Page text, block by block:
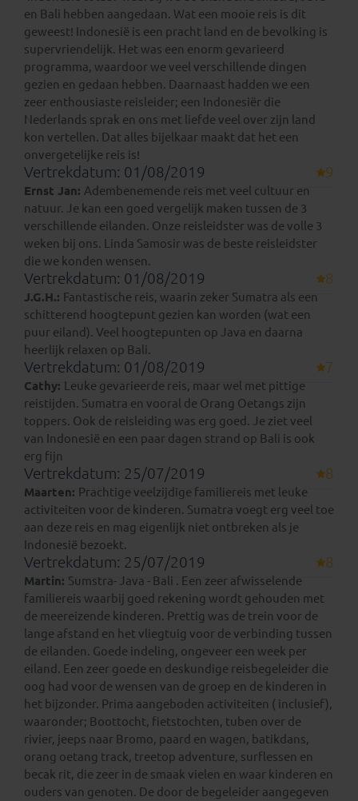
en Bali hebben aangedaan. Wat een mooie reis is dit
geweest! Indonesië is een pracht land en de bevolking is
supervriendelijk. Het was een enorm gevarieerd
programma, waardoor we veel verschillende dingen
gezien en gedaan hebben. Daarnaast hadden we een
zeer enthousiaste reisleider; een Indonesiër die
Nederlands sprak en ons met liefde veel over zijn land
kon vertellen. Dat alles bijelkaar maakt dat het een
onvergetelijke reis is!
Vertrekdatum: 01/08/2019 9
Ernst Jan: Adembenemende reis met veel cultuur en
natuur. Je kan een goed vergelijk maken tussen de 3
verschillende eilanden. Onze reisleidster was de volle 3
weken bij ons. Linda Samosir was de beste reisleidster
die we konden wensen.
Vertrekdatum: 01/08/2019 8
J.G.H.: Fantastische reis, waarin zeker Sumatra als een
schitterend hoogtepunt gezien kan worden (wat een
puur eiland). Veel hoogtepunten op Java en daarna
heerlijk relaxen op Bali.
Vertrekdatum: 01/08/2019 7
Cathy: Leuke gevarieerde reis, maar wel met pittige
reistijden. Sumatra en vooral de Orang Oetangs zijn
toppers. Ook de reisleiding was erg goed. Je ziet veel
van Indonesië en een paar dagen strand op Bali is ook
erg fijn
Vertrekdatum: 25/07/2019 8
Maarten: Prachtige veelzijdige familiereis met leuke
activiteiten voor de kinderen. Sumatra voegt erg veel toe
aan deze reis en mag eigenlijk niet ontbreken als je
Indonesië bezoekt.
Vertrekdatum: 25/07/2019 8
Martin: Sumstra- Java - Bali . Een zeer afwisselende
familiereis waarbij goed rekening wordt gehouden met
de meereizende kinderen. Prettig was de trein voor de
lange afstand en het vliegtuig voor de verbinding tussen
de eilanden. Goede indeling, ongeveer een week per
eiland. Een zeer goede en deskundige reisbegeleider die
oog had voor de wensen van de groep en de kinderen in
het bijzonder. Prima aangeboden activiteiten ( inclusief),
waaronder; Boottocht, fietstochten, tuben over de
rivier, jeeps naar Bromo, paard en wagen, batikdans,
orang oetang track, treetop adventure, surflessen en
becak rit, die zeer in de smaak vielen en waar kinderen en
ouders van genoten. De door de begeleider aangegeven